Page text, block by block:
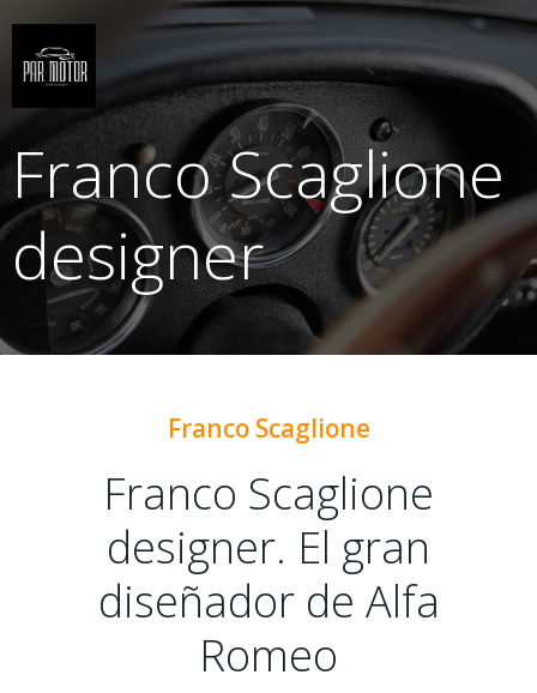
Saltar
al
contenido
Franco Scaglione
designer
Franco Scaglione
Franco Scaglione
designer. El gran
diseñador de Alfa
Romeo